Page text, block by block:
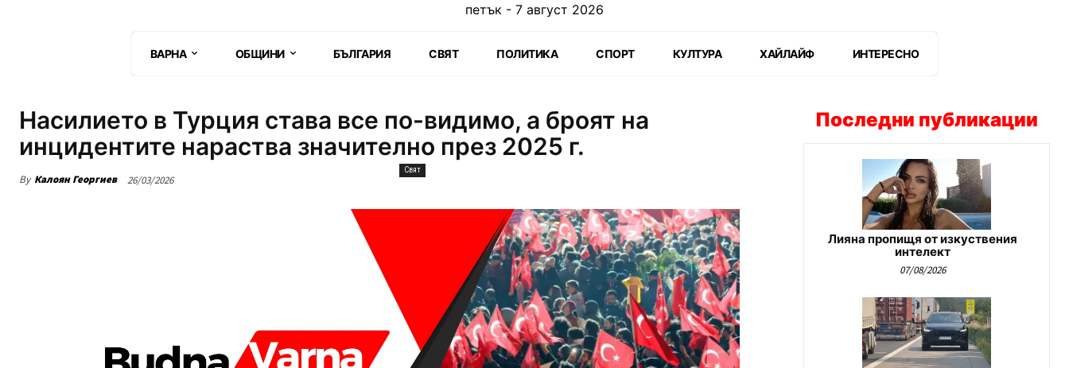
петък - 7 август 2026
ВАРНА ОБЩИНИ БЪЛГАРИЯ СВЯТ ПОЛИТИКА СПОРТ КУЛТУРА ХАЙЛАЙФ ИНТЕРЕСНО
Насилието в Турция става все по-видимо, а броят на
инцидентите нараства значително през 2025 г.
By Калоян Георгиев 26/03/2026
Свят
Последни публикации
Лияна пропищя от изкуствения
интелект
07/08/2026